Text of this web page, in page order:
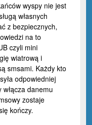
wyspy nie jest
własnych
z bezpiecznych,
na to
czyli mini
wiatrową i
smsami. Każdy kto
odpowiedniej
danemu
zostaje
kończy.